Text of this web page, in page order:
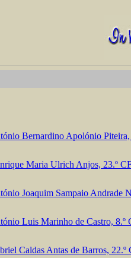
Bernardino Apolónio
Maria Ulrich Anjos, 23.º
Joaquim Sampaio Andrade
Luis Marinho de Castro, 8.º
Caldas Antas de Barros,